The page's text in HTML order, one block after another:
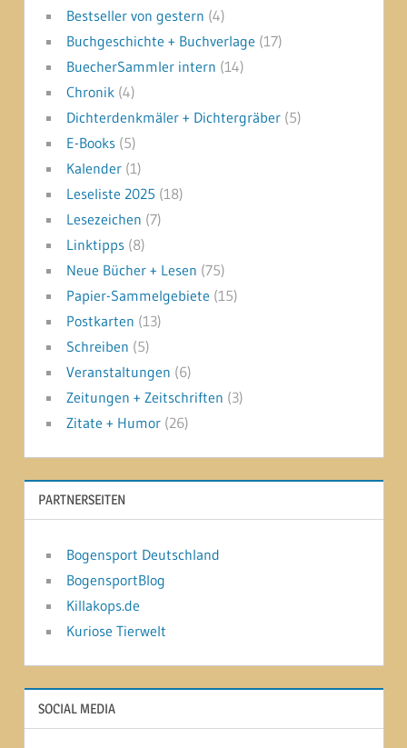
Bestseller von gestern (4)
Buchgeschichte + Buchverlage (17)
BuecherSammler intern (14)
Chronik(4)
Dichterdenkmäler + Dichtergräber(5)
E-Books(5)
Kalender(1)
Leseliste 2025 (18)
Lesezeichen (7)
Linktipps(8)
Neue Bücher + Lesen (75)
Papier-Sammelgebiete (15)
Postkarten (13)
Schreiben (5)
Veranstaltungen (6)
Zeitungen + Zeitschriften (3)
Zitate + Humor(26)
PARTNERSEITEN
Bogensport Deutschland
BogensportBlog
Killakops.de
Kuriose Tierwelt
SOCIAL MEDIA